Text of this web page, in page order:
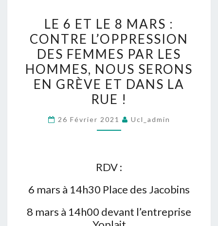
6
ET
LE
8
MARS
:
CONTRE
L’OPPRESSION
DES
LES
NOUS
SERONS
EN
LE 6 ET LE 8 MARS :
CONTRE L’OPPRESSION
DES FEMMES PAR LES
HOMMES, NOUS SERONS
EN GRÈVE ET DANS LA
RUE !
26 Février 2021 Ucl_admin
RDV :
6 mars à 14h30 Place des Jacobins
8 mars à 14h00 devant l’entreprise